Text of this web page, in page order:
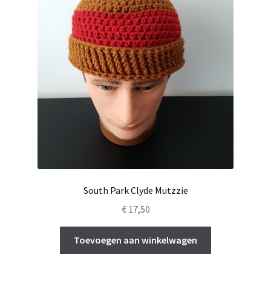
South Park Clyde Mutzzie
€17,50
Toevoegen aan winkelwagen